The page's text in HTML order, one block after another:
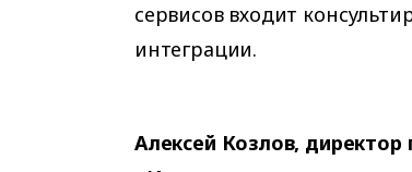
сервисов входит
интеграции.
Алексей Козлов,